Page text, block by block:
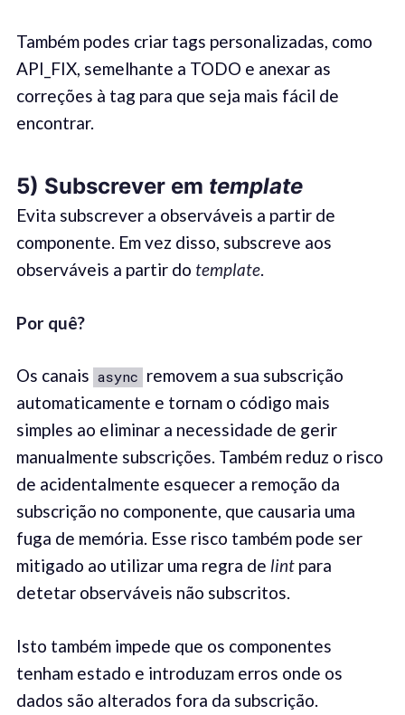
Também podes criar tags personalizadas, como
API_FIX, semelhante a TODO e anexar as
correções à tag para que seja mais fácil de
encontrar.
5) Subscrever em template
Evita subscrever a observáveis a partir de
componente. Em vez disso, subscreve aos
observáveis a partir do template.
Por quê?
Os canais async removem a sua subscrição
automaticamente e tornam o código mais
simples ao eliminar a necessidade de gerir
manualmente subscrições. Também reduz o risco
de acidentalmente esquecer a remoção da
subscrição no componente, que causaria uma
fuga de memória. Esse risco também pode ser
mitigado ao utilizar uma regra de lintpara
detetar observáveis não subscritos.
Isto também impede que os componentes
tenham estado e introduzam erros onde os
dados são alterados fora da subscrição.